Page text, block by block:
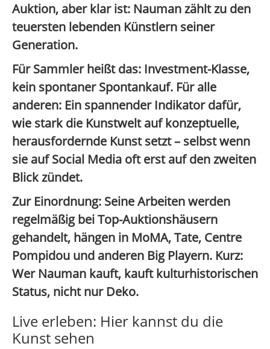
Auktion, aber klar ist: Nauman zählt zu den
teuersten lebenden Künstlern seiner
Generation.
Für Sammler heißt das: Investment-Klasse,
kein spontaner Spontankauf. Für alle
anderen: Ein spannender Indikator dafür,
wie stark die Kunstwelt auf konzeptuelle,
herausfordernde Kunst setzt – selbst wenn
sie auf Social Media oft erst auf den zweiten
Blick zündet.
Zur Einordnung: Seine Arbeiten werden
regelmäßig beiTop-Auktionshäusern
gehandelt, hängen in MoMA, Tate, Centre
Pompidou und anderen Big Playern. Kurz:
Wer Nauman kauft, kauft kulturhistorischen
Status, nicht nur Deko.
Live erleben: Hier kannst du die
Kunst sehen